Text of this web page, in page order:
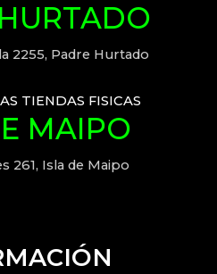
2255, Padre Hurtado
TIENDAS FISICAS
MAIPO
261, Isla de Maipo